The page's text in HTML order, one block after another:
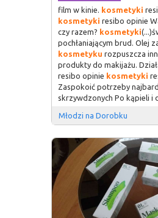
film w kinie. kosmetyki
kosmetyki resibo opinie
czy razem? kosmetyki
pochłaniającym brud. Olej
kosmetyku rozpuszcza
produkty do makijażu.
resibo opinie kosmetyki
Zaspokoić potrzeby
skrzywdzonych Po kąpieli i
Młodzi na Dorobku